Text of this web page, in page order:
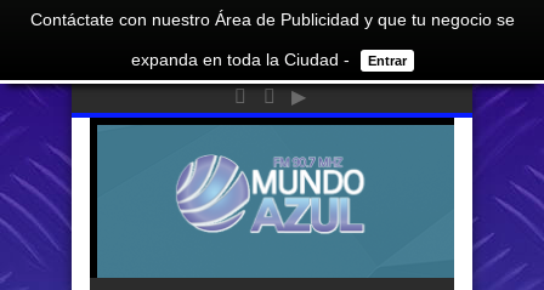
Contáctate con nuestro Área de Publicidad y que tu negocio se
expanda en toda la Ciudad - Entrar